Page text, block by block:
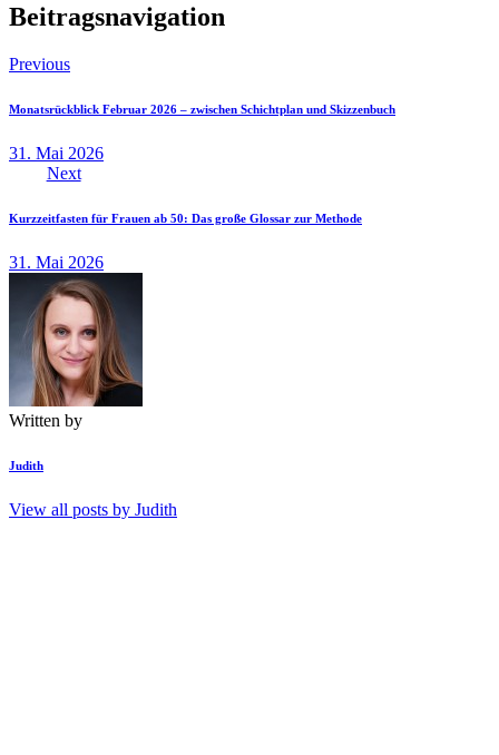
Beitragsnavigation
Previous
Monatsrückblick Februar 2026 – zwischen Schichtplan und Skizzenbuch
31. Mai 2026
Next
Kurzzeitfasten für Frauen ab 50: Das große Glossar zur Methode
31. Mai 2026
Written by
Judith
View all posts by Judith